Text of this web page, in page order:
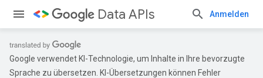
Data APIs Anmelden
Google verwendet KI-Technologie, um Inhalte in Ihre bevorzugte
Sprache zu übersetzen. KI-Übersetzungen können Fehler